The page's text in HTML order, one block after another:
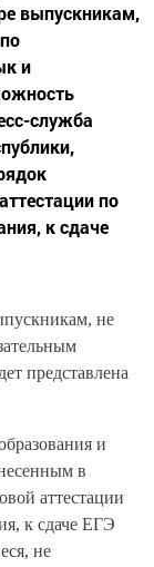
выпускникам,
и
служба
по
к сдаче
не
представлена
и
в
аттестации
к сдаче ЕГЭ
не